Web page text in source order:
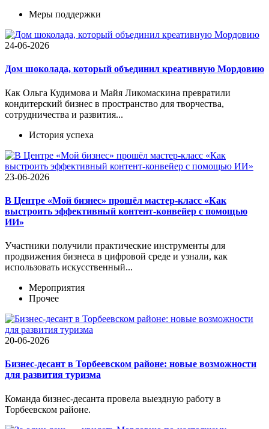
Меры поддержки
24-06-2026
Дом шоколада, который объединил креативную Мордовию
Как Ольга Кудимова и Майя Ликомаскина превратили
кондитерский бизнес в пространство для творчества,
сотрудничества и развития...
История успеха
23-06-2026
В Центре «Мой бизнес» прошёл мастер-класс «Как
выстроить эффективный контент-конвейер с помощью
ИИ»
Участники получили практические инструменты для
продвижения бизнеса в цифровой среде и узнали, как
использовать искусственный...
Мероприятия
Прочее
20-06-2026
Бизнес-десант в Торбеевском районе: новые возможности
для развития туризма
Команда бизнес-десанта провела выездную работу в
Торбеевском районе.